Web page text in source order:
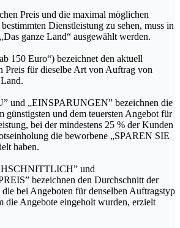
Preis und die maximal möglichen
Dienstleistung zu sehen, muss in
ganze Land“ ausgewählt werden.
150 Euro“) bezeichnet den aktuell
Preis für dieselbe Art von Auftrag von
und „EINSPARUNGEN” bezeichnen die
günstigsten und dem teuersten Angebot für
bei der mindestens 25 % der Kunden
die beworbene „SPAREN SIE
haben.
und
bezeichnen den Durchschnitt der
die bei Angeboten für denselben Auftragstyp
die Angebote eingeholt wurden, erzielt